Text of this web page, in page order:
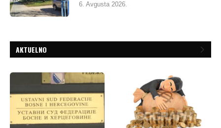
6. Avgusta 2026.
AKTUELNO